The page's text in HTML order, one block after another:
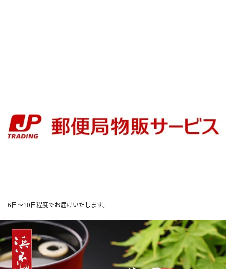
6日～10日程度でお届けいたします。